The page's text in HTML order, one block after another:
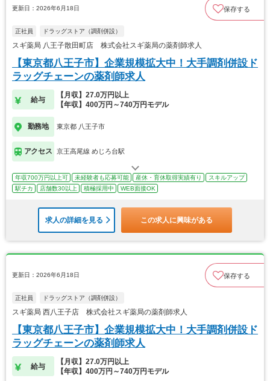
更新日：2026年6月18日 保存する
正社員 ドラッグストア（調剤併設）
スギ薬局 八王子散田町店 株式会社スギ薬局の薬剤師求人
【東京都八王子市】企業規模拡大中！大手調剤併設ド
ラッグチェーンの薬剤師求人
給与
【月収】27.0万円以上
【年収】400万円～740万円モデル
勤務地 東京都 八王子市
アクセス 京王高尾線 めじろ台駅
年収700万円以上可 未経験者も応募可能 産休・育休取得実績有り
スキルアップ
駅チカ
店舗数30以上 積極採用中 WEB面接OK
求人の詳細を見る この求人に興味がある
更新日：2026年6月18日 保存する
正社員 ドラッグストア（調剤併設）
スギ薬局 西八王子店 株式会社スギ薬局の薬剤師求人
【東京都八王子市】企業規模拡大中！大手調剤併設ド
ラッグチェーンの薬剤師求人
給与
【月収】27.0万円以上
【年収】400万円～740万円モデル